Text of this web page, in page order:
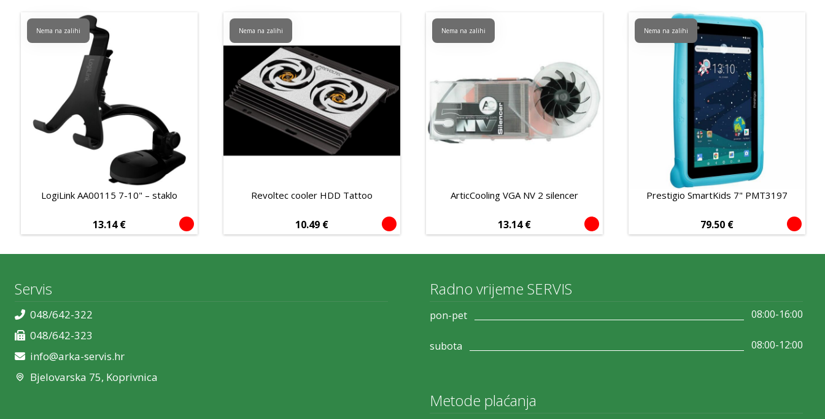
LogiLink AA00115 7-10" – staklo
13.14€
Nema na zalihi
Revoltec cooler HDD Tattoo
10.49 €
Nema na zalihi
ArticCooling VGA NV 2 silencer
13.14€
Nema na zalihi
Prestigio SmartKids 7" PMT3197
79.50 €
Nema na zalihi
Servis
048/642-322
048/642-323
info@arka-servis.hr
Bjelovarska 75, Koprivnica
Radno vrijeme SERVIS
pon-pet 08:00-16:00
subota 08:00-12:00
Metode plaćanja